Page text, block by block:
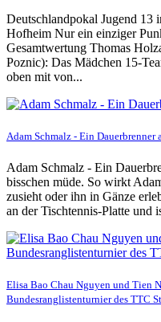
Deutschlandpokal Jugend 13
Hofheim Nur ein einziger
Gesamtwertung Thomas
Poznic): Das Mädchen 15-
oben mit von...
Adam Schmalz - Ein Dauerbrenner
Adam Schmalz - Ein
bisschen müde. So wirkt
zusieht oder ihn in Gänze
an der Tischtennis-Platte und
Elisa Bao Chau Nguyen und Tien
Bundesranglistenturnier des TTC